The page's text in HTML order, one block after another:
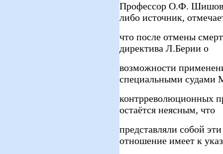
Профессор О.Ф. Шишов,
либо источник,
что после отмены
директива Л.Берии о
возможности
специальными судами
контрреволюционных
остаётся неясным, что
представляли собой
отношение имеет к